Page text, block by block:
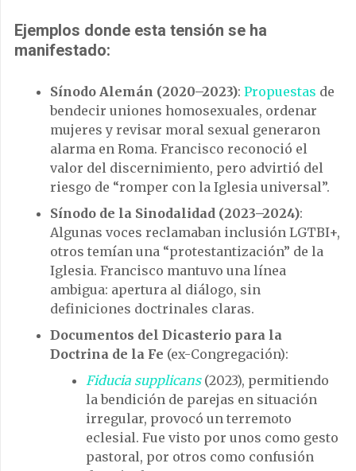
Ejemplos donde esta tensión se ha
manifestado:
Sínodo Alemán (2020–2023): Propuestas de
bendecir uniones homosexuales, ordenar
mujeres y revisar moral sexual generaron
alarma en Roma. Francisco reconoció el
valor del discernimiento, pero advirtió del
riesgo de “romper con la Iglesia universal”.
Sínodo de la Sinodalidad (2023–2024):
Algunas voces reclamaban inclusión LGTBI+,
otros temían una “protestantización” de la
Iglesia. Francisco mantuvo una línea
ambigua: apertura al diálogo, sin
definiciones doctrinales claras.
Documentos del Dicasterio para la
Doctrina de la Fe (ex-Congregación):
Fiducia supplicans (2023), permitiendo
la bendición de parejas en situación
irregular, provocó un terremoto
eclesial. Fue visto por unos como gesto
pastoral, por otros como confusión